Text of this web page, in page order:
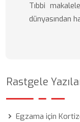
Tıbbi
dünyasından
Rastgele
Egzama için